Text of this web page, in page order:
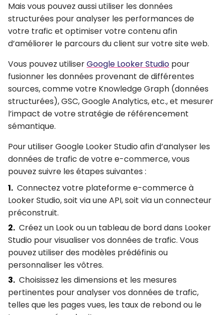
Mais vous pouvez aussi utiliser les données
structurées pouranalyser les performances de
votre trafic et optimiser votre contenuafin
d’améliorer le parcours du client sur votre site web.
Vous pouvez utiliserGoogle Looker Studio pour
fusionner les données provenant de différentes
sources, comme votre Knowledge Graph (données
structurées), GSC, Google Analytics, etc., et mesurer
l’impact de votre stratégie de référencement
sémantique.
Pour utiliser Google Looker Studio afin d’analyser les
données de trafic de votre e-commerce, vous
pouvez suivre les étapes suivantes :
Connectez votre plateforme e-commerce à
Looker Studio, soit via une API, soit via un connecteur
préconstruit.
Créez un Look ou un tableau de bord dans Looker
Studio pour visualiser vos données de trafic. Vous
pouvez utiliser des modèles prédéfinis ou
personnaliser les vôtres.
Choisissez les dimensions et les mesures
pertinentes pour analyser vos données de trafic,
telles que les pages vues, les taux de rebond ou le